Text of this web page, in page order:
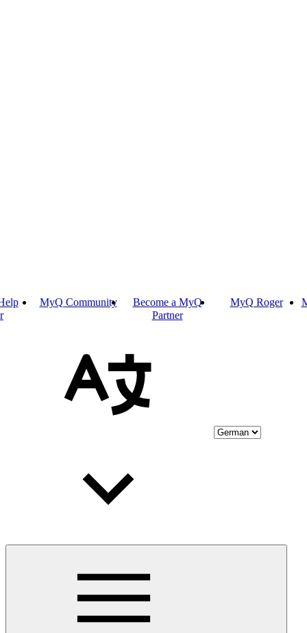
MyQ Community
Become a MyQ
Partner
MyQ Roger